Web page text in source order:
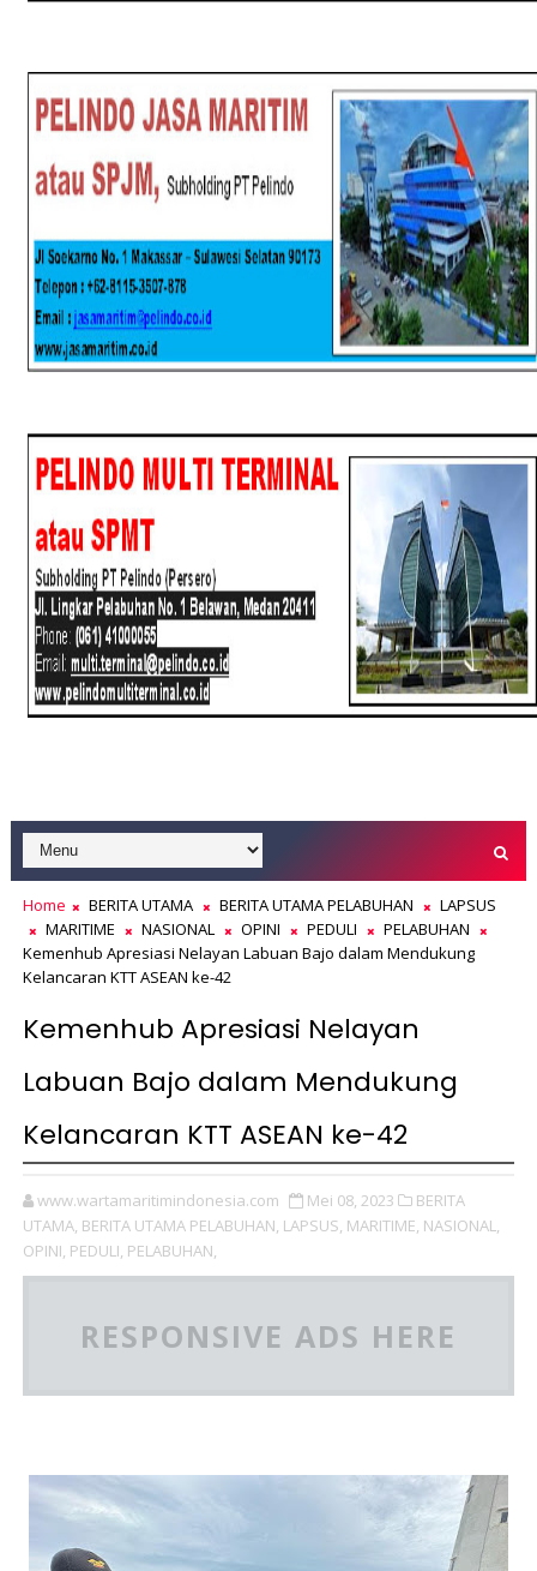
Home BERITA UTAMA BERITA UTAMA PELABUHAN
LAPSUS
MARITIME
NASIONAL OPINI PEDULI
PELABUHAN
Kemenhub Apresiasi Nelayan Labuan Bajo dalam Mendukung
Kelancaran KTT ASEAN ke-42
Kemenhub Apresiasi Nelayan
Labuan Bajo dalam Mendukung
Kelancaran KTT ASEAN ke-42
www.wartamaritimindonesia.com Mei 08, 2023
BERITA
UTAMA, BERITA UTAMA PELABUHAN, LAPSUS, MARITIME, NASIONAL,
OPINI, PEDULI, PELABUHAN,
RESPONSIVE ADS HERE